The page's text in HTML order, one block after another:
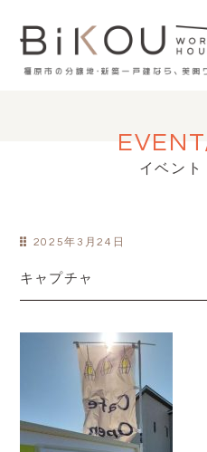
イベン
2025年3月24日
キャプチャ